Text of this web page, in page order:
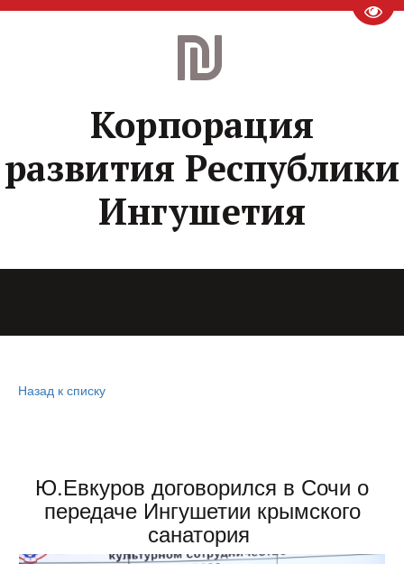
Корпорация
развития Республики
Ингушетия
Назад к списку
Ю.Евкуров договорился в Сочи о
передаче Ингушетии крымского
санатория